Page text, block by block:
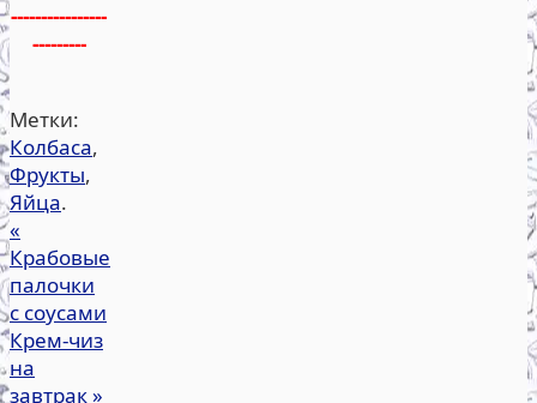
----------------
---------
Метки:
Колбаса,
Фрукты,
Яйца.
«
Крабовые
палочки
с соусами
Крем-чиз
на
завтрак»